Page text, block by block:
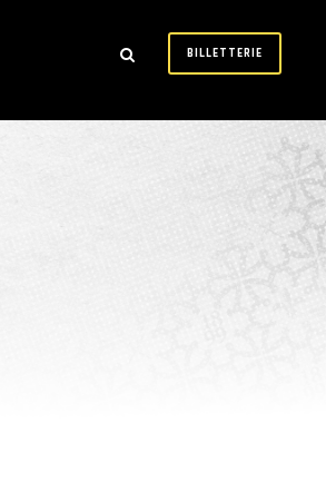
BILLETTERIE